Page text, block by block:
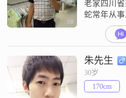
老家四川
蛇常年从
##3001##
谱，努力
心
致
##3002##
##3001##
##3001##能
朱先生
30岁
170cm